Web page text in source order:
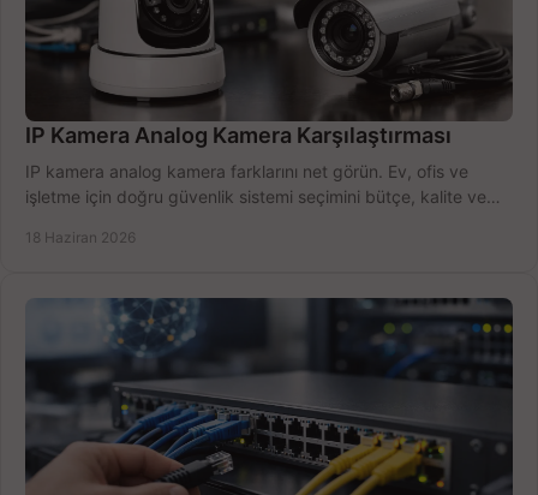
IP Kamera Analog Kamera Karşılaştırması
IP kamera analog kamera farklarını net görün. Ev, ofis ve
işletme için doğru güvenlik sistemi seçimini bütçe, kalite ve
18 Haziran 2026